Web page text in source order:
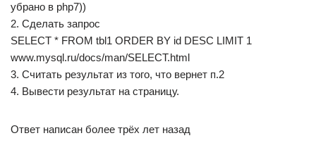
убрано в php7))
2. Сделать запрос
SELECT * FROM tbl1 ORDER BY id DESC LIMIT 1
www.mysql.ru/docs/man/SELECT.html
3. Считать результат из того, что вернет п.2
4. Вывести результат на страницу.
Ответ написан более трёх лет назад